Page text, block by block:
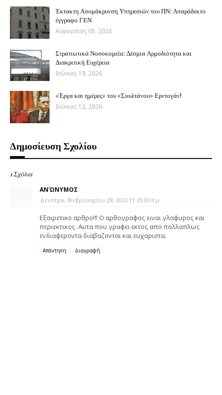
Έκτακτη Απομάκρυνση Υπηρεσιών του ΠΝ: Απαράδεκτο
έγγραφο ΓΕΝ
Αύγουστος 05, 2026
Στρατιωτικά Νοσοκομεία: Δέσμια Αρμοδιότητα και
Διακριτική Ευχέρεια
Ιούνιος 19, 2026
«Έργα και ημέρες» του «Σουλτάνου» Ερντογάν!
Ιούνιος 12, 2026
Δημοσίευση Σχολίου
1 Σχόλια
ΑΝΏΝΥΜΟΣ
Δευτέρα, Φεβρουαρίου 28, 2022 11:25:00 π.μ.
Eξαιρετικο αρθρο!!! Ο αρθογραφος ειναι γλαφυρος και
περιεκτικος. Αυτα που γραφει εκτος απο πολλαπλως
ενδιαφεροντα διαβαζονται και ευχαριστα.
Απάντηση Διαγραφή